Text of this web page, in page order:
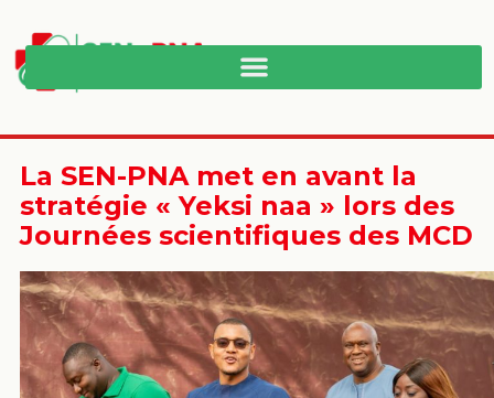
La SEN-PNA met en avant la
stratégie « Yeksi naa » lors des
Journées scientifiques des MCD